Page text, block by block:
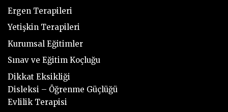
Ergen Terapileri
Yetişkin Terapileri
Kurumsal Eğitimler
Sınav ve Eğitim Koçluğu
Dikkat Eksikliği
Disleksi – Öğrenme Güçlüğü
Evlilik Terapisi